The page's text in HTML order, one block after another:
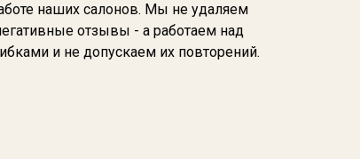
наших салонов. Мы не удаляем
отзывы - а работаем над
и не допускаем их повторений.